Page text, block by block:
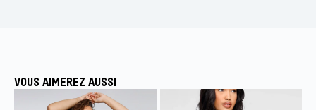
VOUS AIMEREZ AUSSI